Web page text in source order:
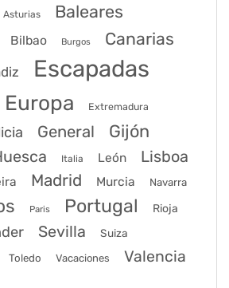
Asturias Baleares
Bilbao Burgos Canarias
Escapadas
Europa Extremadura
General Gijón
Italia León Lisboa
Madrid Murcia Navarra
Paris Portugal Rioja
Sevilla Suiza
Toledo Vacaciones Valencia